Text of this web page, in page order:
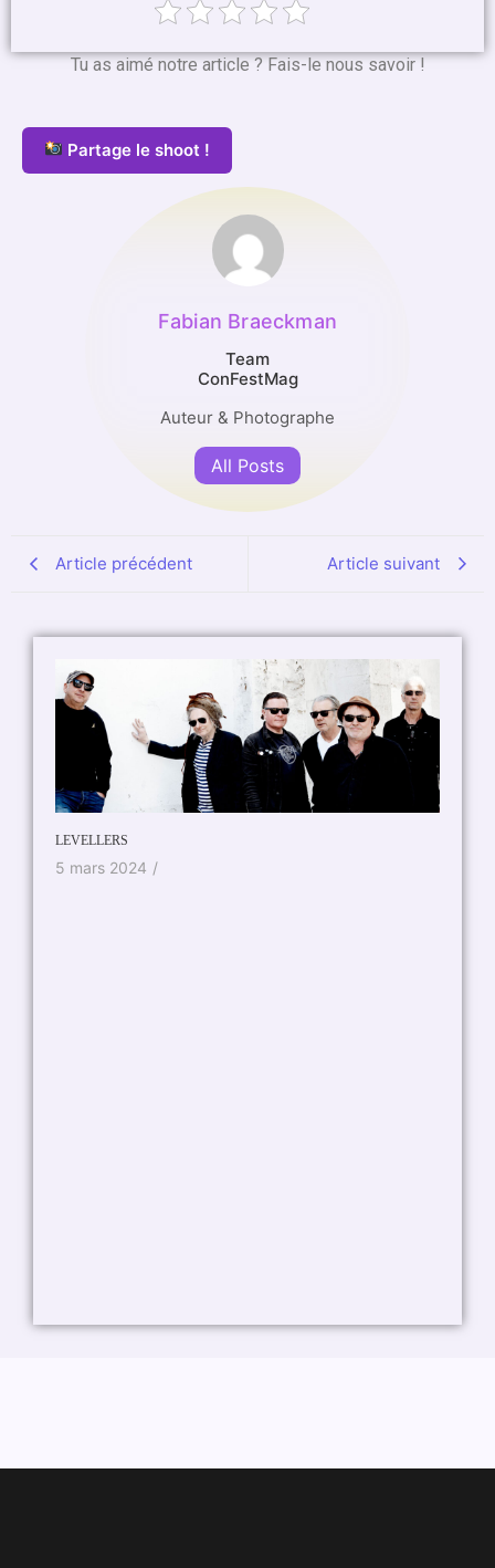
Tu as aimé notre article ? Fais-le nous savoir !
Partage le shoot !
Fabian Braeckman
Team
ConFestMag
Auteur & Photographe
All Posts
Article précédent Article suivant
LEVELLERS
5 mars 2024 /